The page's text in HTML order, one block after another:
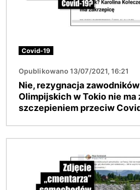
Covid-19
Opublikowano 13/07/2021, 16:21
Nie, rezygnacja
Olimpijskich w Tokio nie ma
szczepieniem przeciw